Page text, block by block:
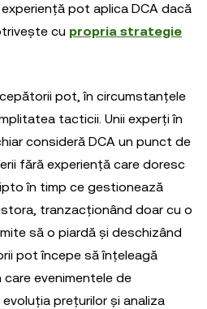
pot aplica DCA dacă
cu propria strategie
pot, în circumstanțele
tacticii. Unii experți în
consideră DCA un punct de
fără experiență care doresc
în timp ce gestionează
tranzacționând doar cu o
să o piardă și deschizând
pot începe să înțeleagă
evenimentele de
prețurilor și analiza